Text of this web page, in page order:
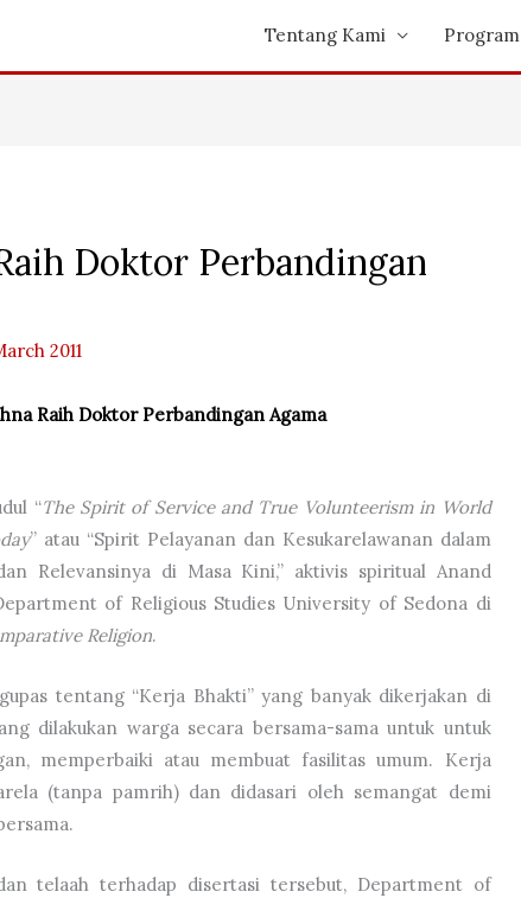
Tentang Kami Program
Doktor Perbandingan
2011
Raih Doktor Perbandingan Agama
“The Spirit of Service and True Volunteerism in World
” atau “Spirit Pelayanan dan Kesukarelawanan dalam
Relevansinya di Masa Kini,” aktivis spiritual Anand
of Religious Studies University of Sedona di
Religion.
tentang “Kerja Bhakti” yang banyak dikerjakan di
dilakukan warga secara bersama-sama untuk untuk
memperbaiki atau membuat fasilitas umum. Kerja
(tanpa pamrih) dan didasari oleh semangat demi
telaah terhadap disertasi tersebut, Department of